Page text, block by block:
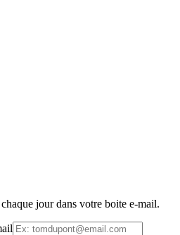
jour dans votre boite e-mail.